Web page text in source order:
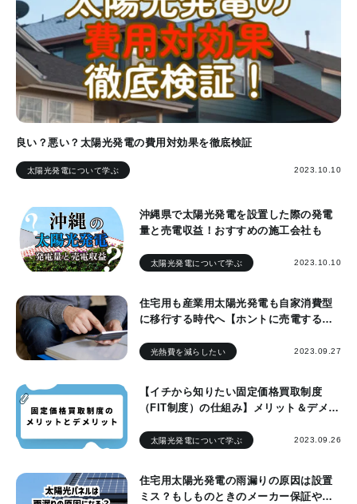
良い？悪い？太陽光発電の費用対効果を徹底検証
太陽光発電について学ぶ 2023.10.10
沖縄県で太陽光発電を設置した際の発電
量と売電収益！おすすめの施工会社も
太陽光発電について学ぶ 2023.10.10
住宅用も産業用太陽光発電も自家消費型
に移行する時代へ【ホントに売電するよ
光熱費を減らしたい 2023.09.27
【イチから知りたい固定価格買取制度
（FIT制度）の仕組み】メリット＆デメリ
太陽光発電について学ぶ 2023.09.26
住宅用太陽光発電の雨漏りの原因は設置
ミス？もしものときのメーカー保証や対